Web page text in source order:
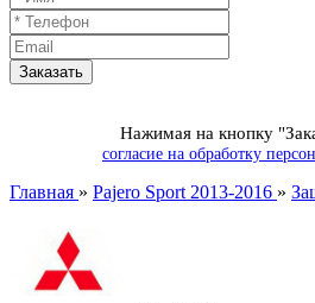
Нажимая на кнопку
согласие на обработку
Главная » Pajero Sport 2013-2016 »